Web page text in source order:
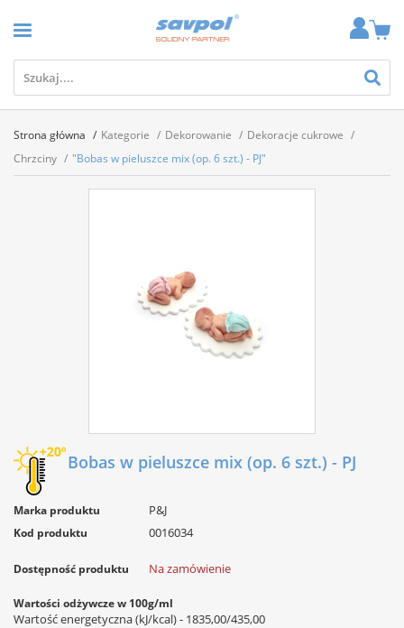
Strona główna Kategorie Dekorowanie
Dekoracje cukrowe
Chrzciny
"Bobas w pieluszce mix (op. 6 szt.) - PJ"
Bobas w pieluszce mix (op. 6 szt.) - PJ
Marka produktu P&J
Kod produktu 0016034
Dostępność produktu Na zamówienie
Wartości odżywcze w 100g/ml
Wartość energetyczna (kJ/kcal) - 1835,00/435,00